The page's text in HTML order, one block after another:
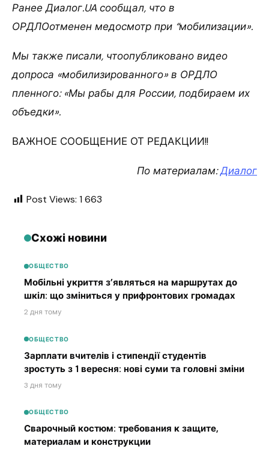
Ранее Диалог.UA сообщал, что в
ОРДЛОотменен медосмотр при “мобилизации».
Мы также писали, чтоопубликовано видео
допроса «мобилизированного» в ОРДЛО
пленного: «Мы рабы для России, подбираем их
объедки».
ВАЖНОЕ СООБЩЕНИЕ ОТ РЕДАКЦИИ!!
По материалам:Диалог
Post Views: 1 663
Схожі новини
ОБЩЕСТВО
Мобільні укриття з’являться на маршрутах до
шкіл: що зміниться у прифронтових громадах
2 дня тому
ОБЩЕСТВО
Зарплати вчителів і стипендії студентів
зростуть з 1 вересня: нові суми та головні зміни
3 дня тому
ОБЩЕСТВО
Сварочный костюм: требования к защите,
материалам и конструкции